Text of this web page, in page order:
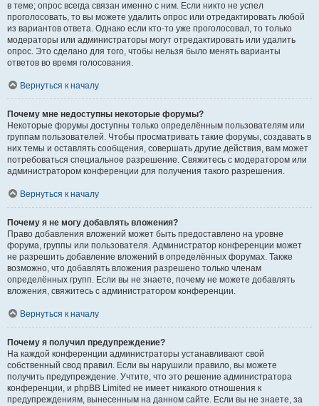
в теме; опрос всегда связан именно с ним. Если никто не успел
проголосовать, то вы можете удалить опрос или отредактировать любой
из вариантов ответа. Однако если кто-то уже проголосовал, то только
модераторы или администраторы могут отредактировать или удалить
опрос. Это сделано для того, чтобы нельзя было менять варианты
ответов во время голосования.
Вернуться к началу
Почему мне недоступны некоторые форумы?
Некоторые форумы доступны только определённым пользователям или
группам пользователей. Чтобы просматривать такие форумы, создавать в
них темы и оставлять сообщения, совершать другие действия, вам может
потребоваться специальное разрешение. Свяжитесь с модератором или
администратором конференции для получения такого разрешения.
Вернуться к началу
Почему я не могу добавлять вложения?
Право добавления вложений может быть предоставлено на уровне
форума, группы или пользователя. Администратор конференции может
не разрешить добавление вложений в определённых форумах. Также
возможно, что добавлять вложения разрешено только членам
определённых групп. Если вы не знаете, почему не можете добавлять
вложения, свяжитесь с администратором конференции.
Вернуться к началу
Почему я получил предупреждение?
На каждой конференции администраторы устанавливают свой
собственный свод правил. Если вы нарушили правило, вы можете
получить предупреждение. Учтите, что это решение администратора
конференции, и phpBB Limited не имеет никакого отношения к
предупреждениям, вынесенным на данном сайте. Если вы не знаете, за